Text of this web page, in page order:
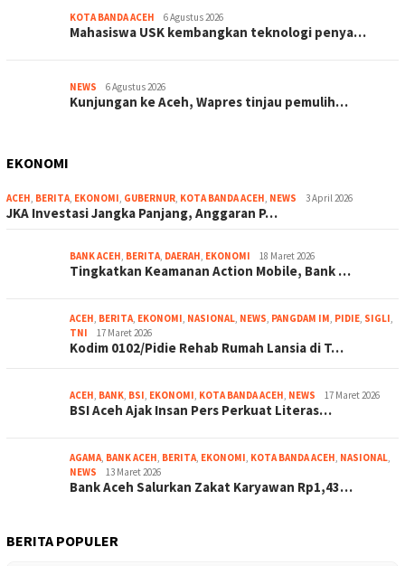
KOTA BANDA ACEH 6 Agustus 2026
Mahasiswa USK kembangkan teknologi penya…
NEWS 6 Agustus 2026
Kunjungan ke Aceh, Wapres tinjau pemulih…
EKONOMI
ACEH BERITA EKONOMI GUBERNUR KOTA BANDA ACEH NEWS 3 April 2026
JKA Investasi Jangka Panjang, Anggaran P…
BANK ACEH BERITA DAERAH EKONOMI 18 Maret 2026
Tingkatkan Keamanan Action Mobile, Bank …
ACEH BERITA EKONOMI NASIONAL NEWS PANGDAM IM PIDIE SIGLI
TNI
17 Maret 2026
Kodim 0102/Pidie Rehab Rumah Lansia di T…
ACEH BANK BSI EKONOMI KOTA BANDA ACEH NEWS 17 Maret 2026
BSI Aceh Ajak Insan Pers Perkuat Literas…
AGAMA BANK ACEH BERITA EKONOMI KOTA BANDA ACEH NASIONAL
NEWS
13 Maret 2026
Bank Aceh Salurkan Zakat Karyawan Rp1,43…
BERITA POPULER